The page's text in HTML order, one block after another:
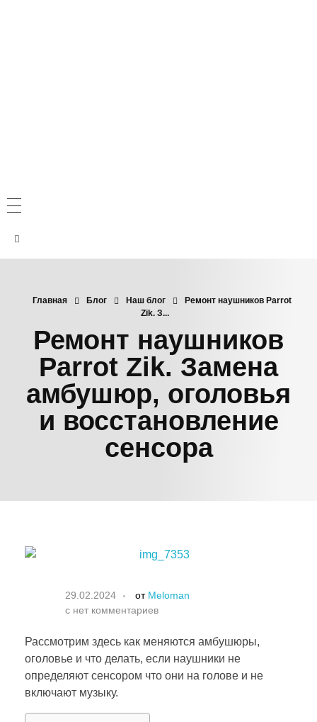
Главная Блог Наш блог
Ремонт наушников Parrot
Zik. З...
Ремонт наушников
Parrot Zik. Замена
амбушюр, оголовья
и восстановление
сенсора
29.02.2024 от Meloman
с нет комментариев
Рассмотрим здесь как меняются амбушюры,
оголовье и что делать, если наушники не
определяют сенсором что они на голове и не
включают музыку.